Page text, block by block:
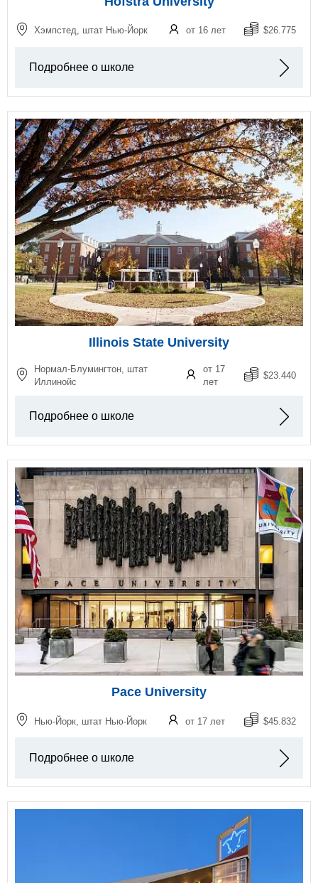
Хэмпстед, штат Нью-Йорк от 16 лет $26.775
Подробнее о школе
Illinois State University
Нормал-Блумингтон, штат
Иллинойс
от 17
лет
$23.440
Подробнее о школе
Pace University
Нью-Йорк, штат Нью-Йорк от 17 лет $45.832
Подробнее о школе